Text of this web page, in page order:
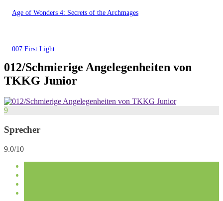
Age of Wonders 4: Secrets of the Archmages
007 First Light
012/Schmierige Angelegenheiten von
TKKG Junior
9
Sprecher
9.0/10